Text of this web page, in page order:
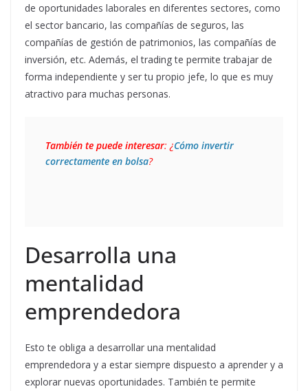
de oportunidades laborales en diferentes sectores, como
el sector bancario, las compañías de seguros, las
compañías de gestión de patrimonios, las compañías de
inversión, etc. Además, el trading te permite trabajar de
forma independiente y ser tu propio jefe, lo que es muy
atractivo para muchas personas.
También te puede interesar: ¿Cómo invertir
correctamente en bolsa?
Desarrolla una
mentalidad
emprendedora
Esto te obliga a desarrollar una mentalidad
emprendedora y a estar siempre dispuesto a aprender y a
explorar nuevas oportunidades. También te permite